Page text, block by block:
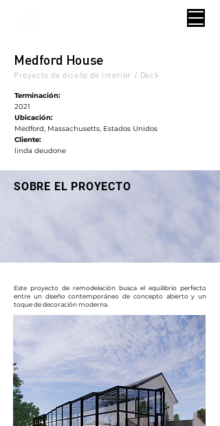
Medford House
Proyecto de diseño de interior / Deck
Terminación:
2021
Ubicación:
Medford, Massachusetts, Estados Unidos
Cliente:
linda deudone
SOBRE EL PROYECTO
​Este proyecto de remodelación busca el equilibrio perfecto
entre un diseño contemporáneo de concepto abierto y un
toque de decoración moderna.